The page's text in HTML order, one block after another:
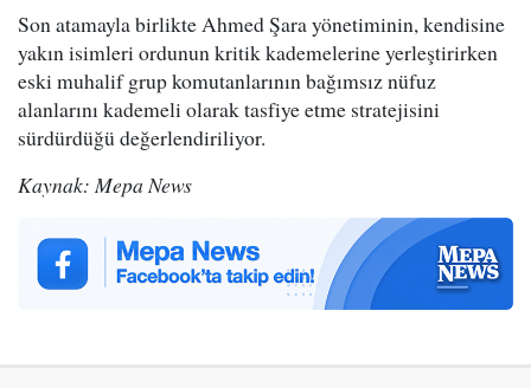
Son atamayla birlikte Ahmed Şara yönetiminin, kendisine
yakın isimleri ordunun kritik kademelerine yerleştirirken
eski muhalif grup komutanlarının bağımsız nüfuz
alanlarını kademeli olarak tasfiye etme stratejisini
sürdürdüğü değerlendiriliyor.
Kaynak: Mepa News